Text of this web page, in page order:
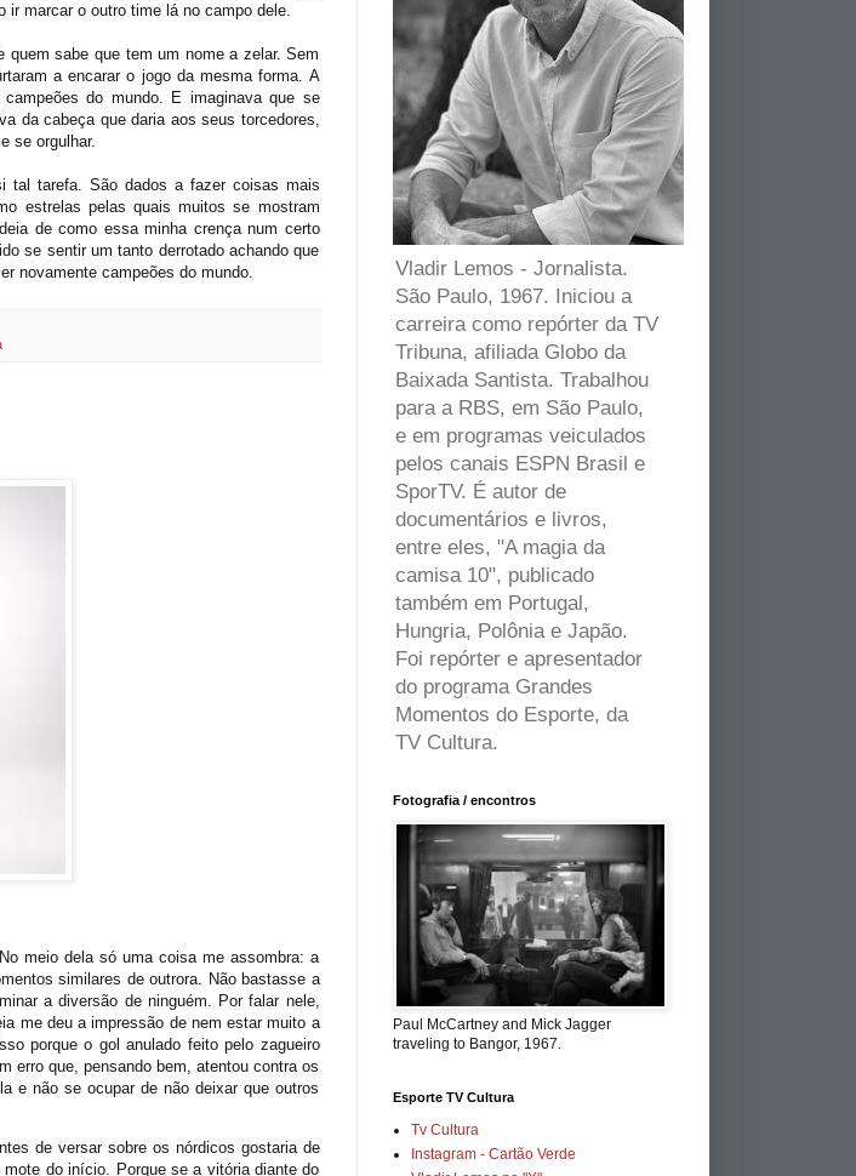
ir marcar o outro time lá no campo dele.
sabe que tem um nome a zelar. Sem
a encarar o jogo da mesma forma. A
do mundo. E imaginava que se
da cabeça que daria aos seus torcedores,
se orgulhar.
tal tarefa. São dados a fazer coisas mais
estrelas pelas quais muitos se mostram
de como essa minha crença num certo
se sentir um tanto derrotado achando que
novamente campeões do mundo.
meio dela só uma coisa me assombra: a
similares de outrora. Não bastasse a
a diversão de ninguém. Por falar nele,
me deu a impressão de nem estar muito a
porque o gol anulado feito pelo zagueiro
erro que, pensando bem, atentou contra os
e não se ocupar de não deixar que outros
de versar sobre os nórdicos gostaria de
do início. Porque se a vitória diante do
Vladir Lemos - Jornalista.
São Paulo, 1967. Iniciou a
carreira como repórter da TV
Tribuna, afiliada Globo da
Baixada Santista. Trabalhou
para a RBS, em São Paulo,
e em programas veiculados
pelos canais ESPN Brasil e
SporTV. É autor de
documentários e livros,
entre eles, "A magia da
camisa 10", publicado
também em Portugal,
Hungria, Polônia e Japão.
Foi repórter e apresentador
do programa Grandes
Momentos do Esporte, da
TV Cultura.
Fotografia / encontros
Paul McCartney and Mick Jagger
traveling to Bangor, 1967.
Esporte TV Cultura
Tv Cultura
Instagram - Cartão Verde